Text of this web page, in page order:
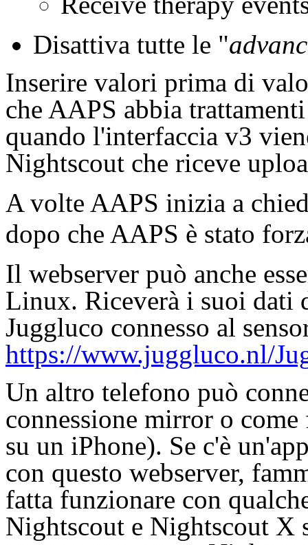
Disattiva tutte le "
Inserire valori prima di
che AAPS abbia
quando l'interfaccia v3
Nightscout che riceve
A volte AAPS inizia a
dopo che AAPS è stato
Il webserver può anche
Linux. Riceverà i suoi dati
Juggluco connesso al
https://www.juggluco.nl/
Un altro telefono può
connessione mirror o
su un iPhone). Se c'è
con questo webserver,
fatta funzionare con
Nightscout e Nightscout X